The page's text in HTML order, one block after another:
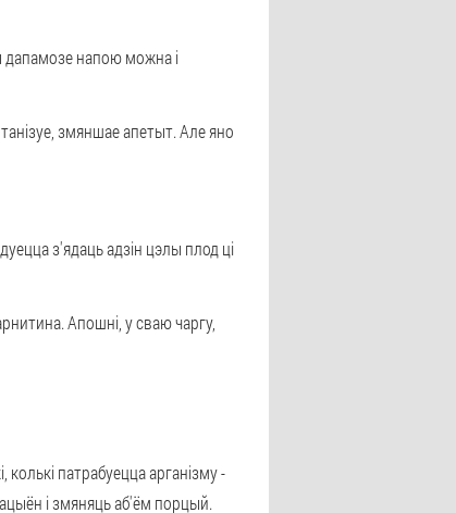
дапамозе напою можна і
змяншае апетыт. Але яно
з'ядаць адзін цэлы плод ці
Апошні, у сваю чаргу,
колькі патрабуецца арганізму -
і змяняць аб'ём порцый.